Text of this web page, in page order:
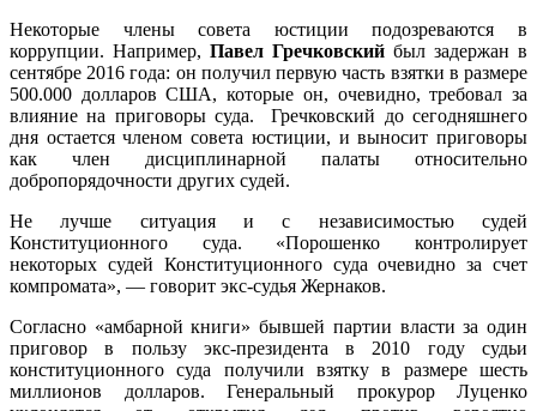
Некоторые члены совета юстиции подозреваются в
коррупции. Например, Павел Гречковский был задержан в
сентябре 2016 года: он получил первую часть взятки в размере
500.000 долларов США, которые он, очевидно, требовал за
влияние на приговоры суда. Гречковский до сегодняшнего
дня остается членом совета юстиции, и выносит приговоры
как член дисциплинарной палаты относительно
добропорядочности других судей.
Не лучше ситуация и с независимостью судей
Конституционного суда. «Порошенко контролирует
некоторых судей Конституционного суда очевидно за счет
компромата», — говорит экс-судья Жернаков.
Согласно «амбарной книги» бывшей партии власти за один
приговор в пользу экс-президента в 2010 году судьи
конституционного суда получили взятку в размере шесть
миллионов долларов. Генеральный прокурор Луценко